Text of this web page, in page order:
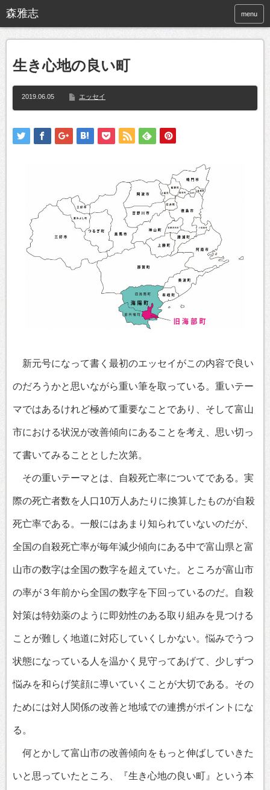
menu
生き心地の良い町
2019.06.05 エッセイ
新元号になって書く最初のエッセイがこの内容で良い
のだろうかと思いながら重い筆を取っている。重いテー
マではあるけれど極めて重要なことであり、そして富山
市における状況が改善傾向にあることを考え、思い切っ
て書いてみることとした次第。
その重いテーマとは、自殺死亡率についてである。実
際の死亡者数を人口10万人あたりに換算したものが自殺
死亡率である。一般にはあまり知られていないのだが、
全国の自殺死亡率が毎年減少傾向にある中で富山県と富
山市の数字は全国の数字を超えていた。ところが富山市
の率が３年前から全国の数字を下回っているのだ。自殺
対策は特効薬のように即効性のある取り組みを見つける
ことが難しく地道に対応していくしかない。悩みでうつ
状態になっている人を温かく見守ってあげて、少しずつ
悩みを和らげ笑顔に導いていくことが大切である。その
ためには対人関係の改善と地域での連携がポイントにな
る。
何とかして富山市の改善傾向をもっと伸ばしていきた
いと思っていたところ、『生き心地の良い町』という本